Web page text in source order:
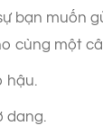
bạn muốn
cùng một
hậu.
dang.